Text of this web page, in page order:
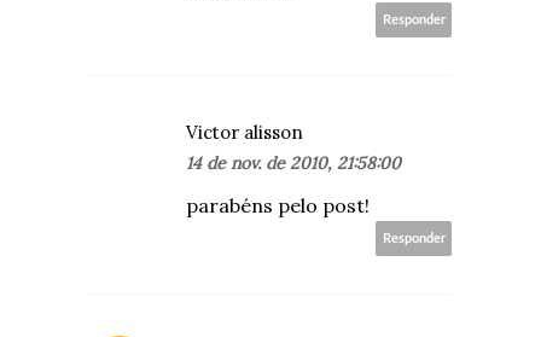
Responder
Victor alisson
14 de nov. de 2010, 21:58:00
parabéns pelo post!
Responder